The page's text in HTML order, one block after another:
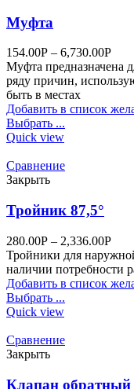
Муфта
154.00Р – 6,730.00Р
Муфта предназначена
ряду причин,
быть в местах
Добавить в список
Выбрать ...
Quick view
Сравнение
Закрыть
Тройник 87,5°
280.00Р – 2,336.00Р
Тройники для
наличии потребности
Добавить в список
Выбрать ...
Quick view
Сравнение
Закрыть
Клапан обратный